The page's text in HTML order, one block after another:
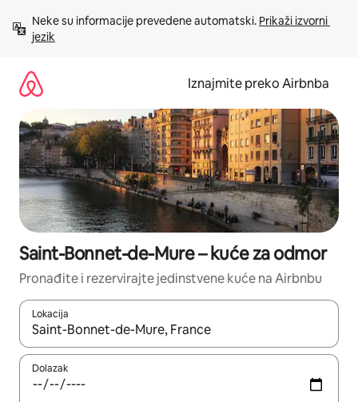
sadržaj
Neke su informacije prevedene automatski. Prikaži izvorni
jezik
Iznajmite preko Airbnba
Saint-Bonnet-de-Mure – kuće za odmor
Pronađite i rezervirajte jedinstvene kuće na Airbnbu
Lokacija
Kada budu dostupni rezultati, moći ćete ih pregledati
Dolazak